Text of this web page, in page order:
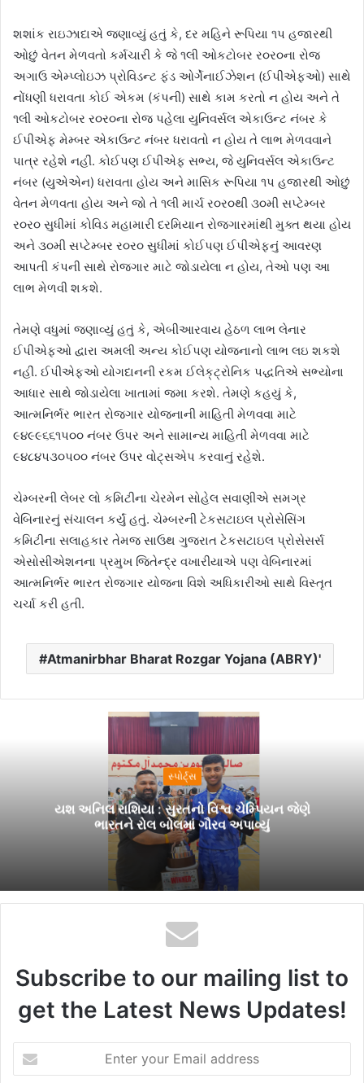
શશાંક રાઇઝાદાએ જણાવ્યું હતું કે, દર મહિને રૂપિયા ૧પ હજારથી
ઓછું વેતન મેળવતો કર્મચારી કે જે ૧લી ઓકટોબર ર૦ર૦ના રોજ
અગાઉ એમ્પ્લોઇઝ પ્રોવિડન્ટ ફંડ ઓર્ગેનાઈઝેશન (ઈપીએફઓ) સાથે
નોંધણી ધરાવતા કોઈ એકમ (કંપની) સાથે કામ કરતો ન હોય અને તે
૧લી ઓકટોબર ર૦ર૦ના રોજ પહેલા યુનિવર્સલ એકાઉન્ટ નંબર કે
ઈપીએફ મેમ્બર એકાઉન્ટ નંબર ધરાવતો ન હોય તે લાભ મેળવવાને
પાત્ર રહેશે નહીં. કોઈપણ ઈપીએફ સભ્ય, જે યુનિવર્સલ એકાઉન્ટ
નંબર (યુએએન) ધરાવતા હોય અને માસિક રૂપિયા ૧પ હજારથી ઓછું
વેતન મેળવતા હોય અને જો તે ૧લી માર્ચ ર૦ર૦થી ૩૦મી સપ્ટેમ્બર
ર૦ર૦ સુધીમાં કોવિડ મહામારી દરમિયાન રોજગારમાંથી મુક્ત થયા હોય
અને ૩૦મી સપ્ટેમ્બર ર૦ર૦ સુધીમાં કોઈપણ ઈપીએફનું આવરણ
આપતી કંપની સાથે રોજગાર માટે જોડાયેલા ન હોય, તેઓ પણ આ
લાભ મેળવી શકશે.
તેમણે વધુમાં જણાવ્યું હતું કે, એબીઆરવાય હેઠળ લાભ લેનાર
ઈપીએફઓ દ્વારા અમલી અન્ય કોઈપણ યોજનાનો લાભ લઇ શકશે
નહીં. ઈપીએફઓ યોગદાનની રકમ ઈલેક્‌ટ્રોનિક પદ્ધતિએ સભ્યોના
આધાર સાથે જોડાયેલા ખાતામાં જમા કરશે. તેમણે કહયું કે,
આત્મનિર્ભર ભારત રોજગાર યોજનાની માહિતી મેળવવા માટે
૯૪૯૯૬૬૧પ૦૦ નંબર ઉપર અને સામાન્ય માહિતી મેળવવા માટે
૯૪૮૪પ૩૦પ૦૦ નંબર ઉપર વોટ્‌સએપ કરવાનું રહેશે.
ચેમ્બરની લેબર લો કમિટીના ચેરમેન સોહેલ સવાણીએ સમગ્ર
વેબિનારનું સંચાલન કર્યું હતું. ચેમ્બરની ટેકસટાઇલ પ્રોસેસિંગ
કમિટીના સલાહકાર તેમજ સાઉથ ગુજરાત ટેકસટાઇલ પ્રોસેસર્સ
એસોસીએશનના પ્રમુખ જિતેન્દ્ર વખારીયાએ પણ વેબિનારમાં
આત્મનિર્ભર ભારત રોજગાર યોજના વિશે અધિકારીઓ સાથે વિસ્તૃત
ચર્ચા કરી હતી.
Atmanirbhar Bharat Rozgar Yojana (ABRY)'
સ્પોર્ટ્સ
યશ અનિલ રાશિયા : સુરતનો વિશ્વ ચેમ્પિયન જેણે
ભારતને રોલ બોલમાં ગૌરવ અપાવ્યું
Subscribe to our mailing list to
get the Latest News Updates!